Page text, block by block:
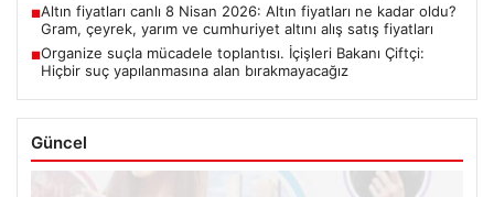
■Altın fiyatları canlı 8 Nisan 2026: Altın fiyatları ne kadar oldu?
Gram, çeyrek, yarım ve cumhuriyet altını alış satış fiyatları
■Organize suçla mücadele toplantısı. İçişleri Bakanı Çiftçi:
Hiçbir suç yapılanmasına alan bırakmayacağız
Güncel